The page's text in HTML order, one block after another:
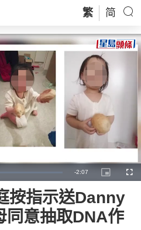
繁 简
Remaining
-2:07
Picture-
in-
按指示送Danny
同意抽取DNA作